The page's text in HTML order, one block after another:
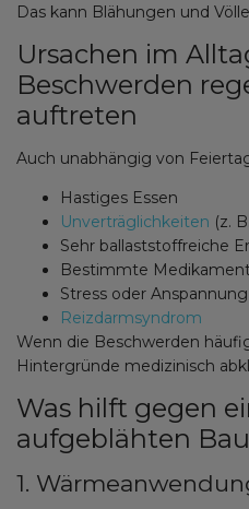
Das kann Blähungen und
Ursachen im
Beschwerden
auftreten
Auch unabhängig von
Hastiges Essen
Unverträglichkeiten (z.
Sehr ballaststoffreiche
Bestimmte
Stress oder Anspannung
Reizdarmsyndrom
Wenn die Beschwerden
Hintergründe medizinisch
Was hilft gegen
aufgeblähten
1.